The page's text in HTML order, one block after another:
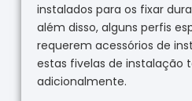
instalados para os fixar
além disso, alguns perfis
requerem acessórios de
estas fivelas de instalação
adicionalmente.